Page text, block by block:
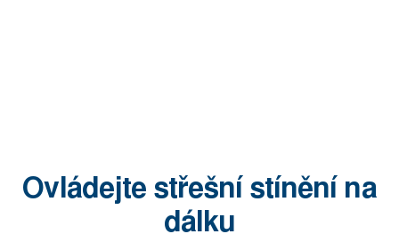
Ovládejte střešní stínění na
dálku